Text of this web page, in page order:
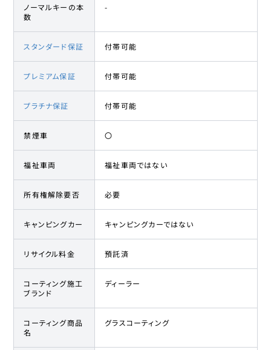
ノーマルキーの本
数
-
スタンダード保証 付帯可能
プレミアム保証 付帯可能
プラチナ保証 付帯可能
禁煙車 〇
福祉車両 福祉車両ではない
所有権解除要否 必要
キャンピングカー キャンピングカーではない
リサイクル料金 預託済
コーティング施工
ブランド
ディーラー
コーティング商品
名
グラスコーティング